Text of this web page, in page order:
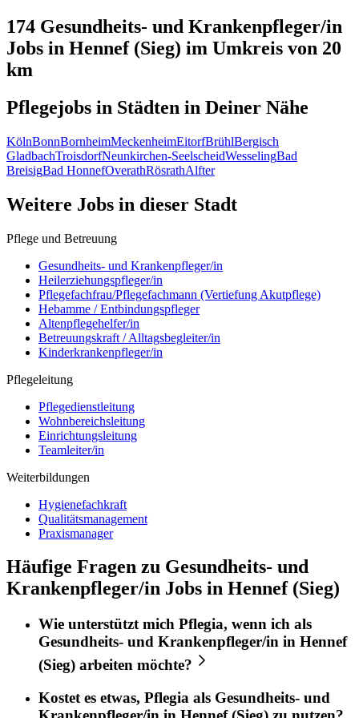
174 Gesundheits- und Krankenpfleger/in
Jobs in Hennef (Sieg) im Umkreis von 20
km
Pflegejobs in Städten in Deiner Nähe
KölnBonnBornheimMeckenheimEitorfBrühlBergisch
GladbachTroisdorfNeunkirchen-SeelscheidWesselingBad
BreisigBad HonnefOverathRösrathAlfter
Weitere Jobs in dieser Stadt
Pflege und Betreuung
Gesundheits- und Krankenpfleger/in
Heilerziehungspfleger/in
Pflegefachfrau/Pflegefachmann (Vertiefung Akutpflege)
Hebamme / Entbindungspfleger
Altenpflegehelfer/in
Betreuungskraft / Alltagsbegleiter/in
Kinderkrankenpfleger/in
Pflegeleitung
Pflegedienstleitung
Wohnbereichsleitung
Einrichtungsleitung
Teamleiter/in
Weiterbildungen
Hygienefachkraft
Qualitätsmanagement
Praxismanager
Häufige Fragen zu Gesundheits- und
Krankenpfleger/in Jobs in Hennef (Sieg)
Wie unterstützt mich Pflegia, wenn ich als
Gesundheits- und Krankenpfleger/in in Hennef
(Sieg) arbeiten möchte?
Kostet es etwas, Pflegia als Gesundheits- und